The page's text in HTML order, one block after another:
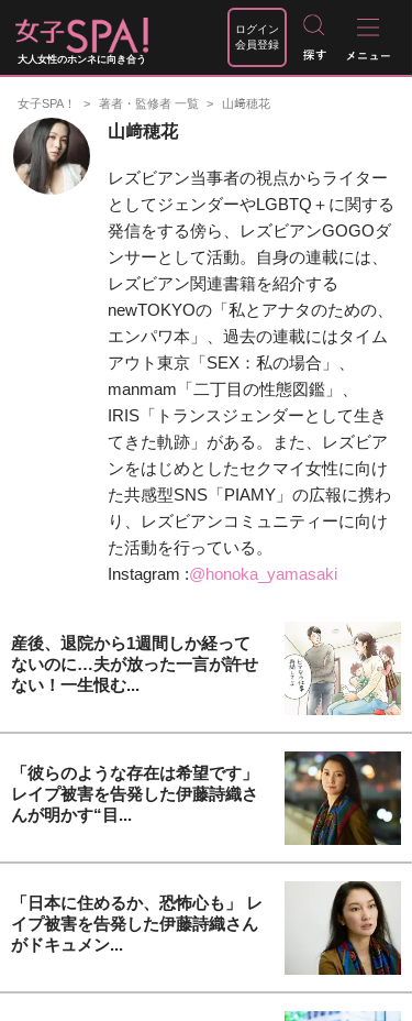
大人女性のホンネに向き合う
ログイン
会員登録
女子SPA！ 著者・監修者 一覧 山﨑穂花
山﨑穂花
レズビアン当事者の視点からライター
としてジェンダーやLGBTQ＋に関する
発信をする傍ら、レズビアンGOGOダ
ンサーとして活動。自身の連載には、
レズビアン関連書籍を紹介する
newTOKYOの「私とアナタのための、
エンパワ本」、過去の連載にはタイム
アウト東京「SEX：私の場合」、
manmam「二丁目の性態図鑑」、
IRIS「トランスジェンダーとして生き
てきた軌跡」がある。また、レズビア
ンをはじめとしたセクマイ女性に向け
た共感型SNS「PIAMY」の広報に携わ
り、レズビアンコミュニティーに向け
た活動を行っている。
Instagram :@honoka_yamasaki
産後、退院から1週間しか経って
ないのに…夫が放った一言が許せ
ない！一生恨む...
「彼らのような存在は希望です」
レイプ被害を告発した伊藤詩織さ
んが明かす“目...
「日本に住めるか、恐怖心も」 レ
イプ被害を告発した伊藤詩織さん
がドキュメン...